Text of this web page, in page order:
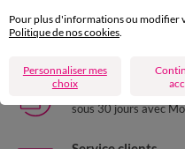
Livraison express
Retours gratuits
sous 30 jours avec
Pour plus d'informations ou modifier
Politique de nos cookies.
Personnaliser mes
choix